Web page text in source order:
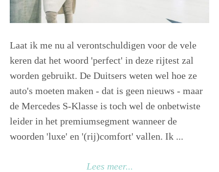
Laat ik me nu al verontschuldigen voor de vele
keren dat het woord 'perfect' in deze rijtest zal
worden gebruikt. De Duitsers weten wel hoe ze
auto's moeten maken - dat is geen nieuws - maar
de Mercedes S-Klasse is toch wel de onbetwiste
leider in het premiumsegment wanneer de
woorden 'luxe' en '(rij)comfort' vallen. Ik ...
Lees meer...